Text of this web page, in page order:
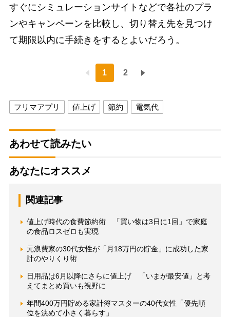
すぐにシミュレーションサイトなどで各社のプラ
ンやキャンペーンを比較し、切り替え先を見つけ
て期限以内に手続きをするとよいだろう。
1 2
フリマアプリ 値上げ 節約 電気代
あわせて読みたい
あなたにオススメ
関連記事
値上げ時代の食費節約術 「買い物は3日に1回」で家庭
の食品ロスゼロも実現
元浪費家の30代女性が「月18万円の貯金」に成功した家
計のやりくり術
日用品は6月以降にさらに値上げ 「いまが最安値」と考
えてまとめ買いも視野に
年間400万円貯める家計簿マスターの40代女性「優先順
位を決めて小さく暮らす」